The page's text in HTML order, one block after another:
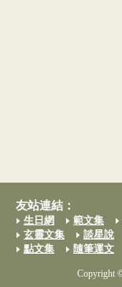
友站連結：
生日網 範文集
玄靈文集
談星說
點文集
隨筆運文
Copyright